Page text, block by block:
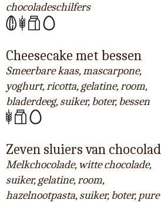
chocoladeschilfers
Cheesecake met bessen
Smeerbare kaas, mascarpone,
yoghurt, ricotta, gelatine, room,
bladerdeeg, suiker, boter, bessen
Zeven sluiers van
Melkchocolade, witte chocolade,
suiker, gelatine, room,
hazelnootpasta, suiker, boter, pure